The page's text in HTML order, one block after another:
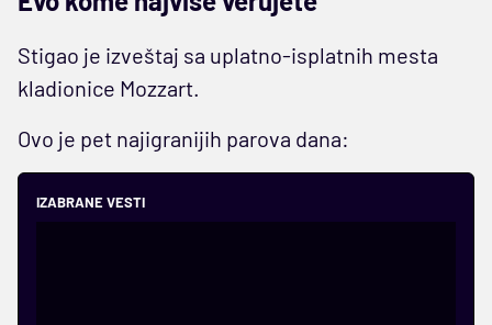
Stigao je izveštaj sa uplatno-isplatnih mesta
kladionice Mozzart.
Ovo je pet najigranijih parova dana:
IZABRANE VESTI